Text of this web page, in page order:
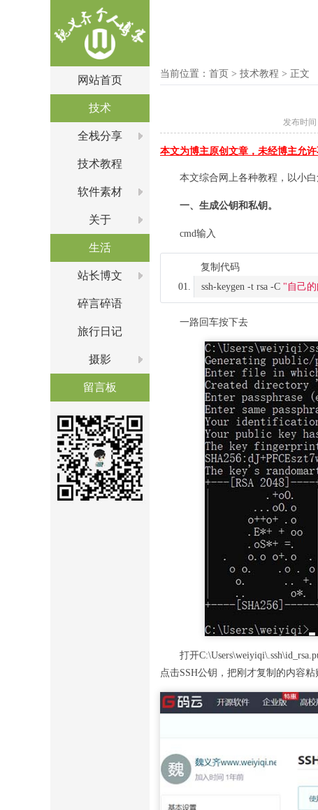
网站首页
全栈分享
技术教程
软件素材
关于
站长博文
碎言碎语
旅行日记
摄影
留言板
技术
生活
当前位置： 首页 > 技术教程 > 正文
发布时间
本文为博主原创文章，未经博主允
本文综合网上各种教程，以小
一、生成公钥和私钥。
cmd输入
复制代码
ssh-keygen -t rsa -C "自己
一路回车按下去
打开
点击SSH公钥，把刚才复制的内容粘